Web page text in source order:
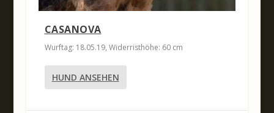
CASANOVA
Wurftag: 18.05.19, Widerristhöhe: 60 cm
HUND ANSEHEN